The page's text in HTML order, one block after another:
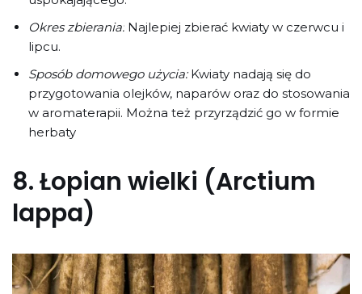
Okres zbierania: Najlepiej zbierać kwiaty w czerwcu i
lipcu.
Sposób domowego użycia:Kwiaty nadają się do
przygotowania olejków, naparów oraz do stosowania
w aromaterapii. Można też przyrządzić go w formie
herbaty
8.Łopian wielki (Arctium
lappa)